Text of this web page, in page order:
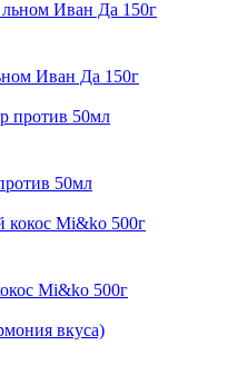
Иван Да 150г
50мл
Mi&ko 500г